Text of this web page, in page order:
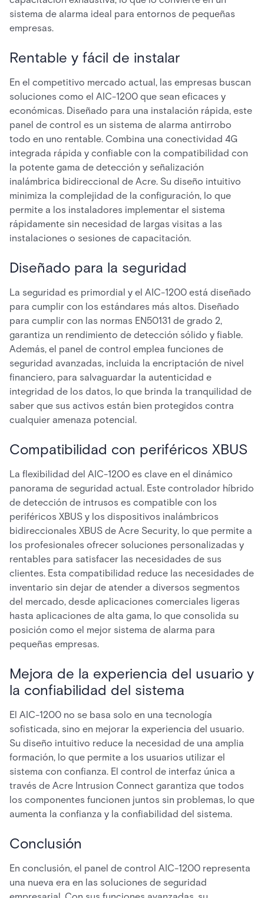
sistema de alarma ideal para entornos de pequeñas
empresas.
Rentable y fácil de instalar
En el competitivo mercado actual, las empresas buscan
soluciones como el AIC-1200 que sean eficaces y
económicas. Diseñado para una instalación rápida, este
panel de control es un sistema de alarma antirrobo
todo en uno rentable. Combina una conectividad 4G
integrada rápida y confiable con la compatibilidad con
la potente gama de detección y señalización
inalámbrica bidireccional de Acre. Su diseño intuitivo
minimiza la complejidad de la configuración, lo que
permite a los instaladores implementar el sistema
rápidamente sin necesidad de largas visitas a las
instalaciones o sesiones de capacitación.
Diseñado para la seguridad
La seguridad es primordial y el AIC-1200 está diseñado
para cumplir con los estándares más altos. Diseñado
para cumplir con las normas EN50131 de grado 2,
garantiza un rendimiento de detección sólido y fiable.
Además, el panel de control emplea funciones de
seguridad avanzadas, incluida la encriptación de nivel
financiero, para salvaguardar la autenticidad e
integridad de los datos, lo que brinda la tranquilidad de
saber que sus activos están bien protegidos contra
cualquier amenaza potencial.
Compatibilidad con periféricos XBUS
La flexibilidad del AIC-1200 es clave en el dinámico
panorama de seguridad actual. Este controlador híbrido
de detección de intrusos es compatible con los
periféricos XBUS y los dispositivos inalámbricos
bidireccionales XBUS de Acre Security, lo que permite a
los profesionales ofrecer soluciones personalizadas y
rentables para satisfacer las necesidades de sus
clientes. Esta compatibilidad reduce las necesidades de
inventario sin dejar de atender a diversos segmentos
del mercado, desde aplicaciones comerciales ligeras
hasta aplicaciones de alta gama, lo que consolida su
posición como el mejor sistema de alarma para
pequeñas empresas.
Mejora de la experiencia del usuario y
la confiabilidad del sistema
El AIC-1200 no se basa solo en una tecnología
sofisticada, sino en mejorar la experiencia del usuario.
Su diseño intuitivo reduce la necesidad de una amplia
formación, lo que permite a los usuarios utilizar el
sistema con confianza. El control de interfaz única a
través de Acre Intrusion Connect garantiza que todos
los componentes funcionen juntos sin problemas, lo que
aumenta la confianza y la confiabilidad del sistema.
Conclusión
En conclusión, el panel de control AIC-1200 representa
una nueva era en las soluciones de seguridad